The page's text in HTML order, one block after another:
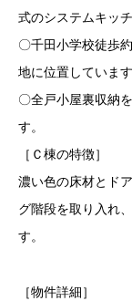
式のシステムキッチ
〇千田小学校徒歩
地に位置しています
〇全戸小屋裏収納
す。
［Ｃ棟の特徴］
濃い色の床材とド
グ階段を取り入れ
す。
［物件詳細］